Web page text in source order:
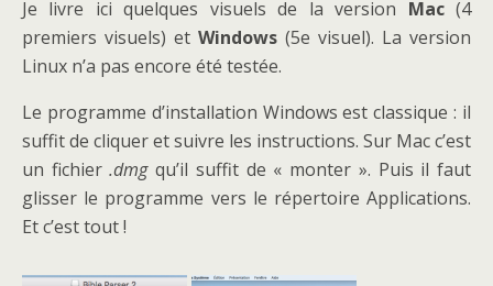
Je livre ici quelques visuels de la version Mac(4
premiers visuels) et Windows (5e visuel). La version
Linux n’a pas encore été testée.
Le programme d’installation Windows est classique : il
suffit de cliquer et suivre les instructions. Sur Mac c’est
un fichier.dmgqu’il suffit de « monter ». Puis il faut
glisser le programme vers le répertoire Applications.
Et c’est tout !